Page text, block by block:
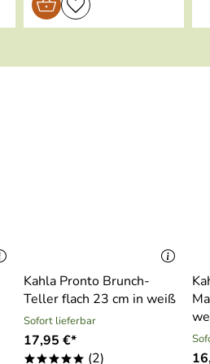
Kahla Pronto Brunch-
Teller flach 23 cm in weiß
Sofort lieferbar
17,95 €*
***** (2)